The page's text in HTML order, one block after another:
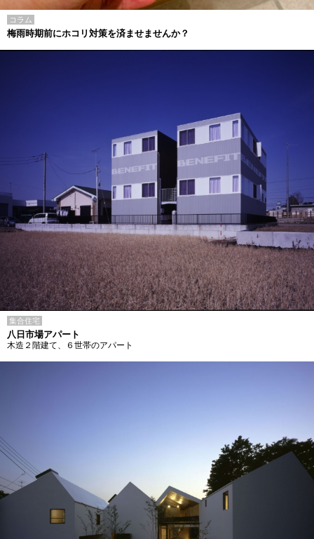
コラム
梅雨時期前にホコリ対策を済ませませんか？
集合住宅
八日市場アパート
木造２階建て、６世帯のアパート